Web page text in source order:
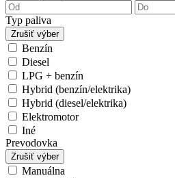
Typ paliva
Zrušiť výber
Benzín
Diesel
LPG + benzín
Hybrid (benzín/elektrika)
Hybrid (diesel/elektrika)
Elektromotor
Iné
Prevodovka
Zrušiť výber
Manuálna